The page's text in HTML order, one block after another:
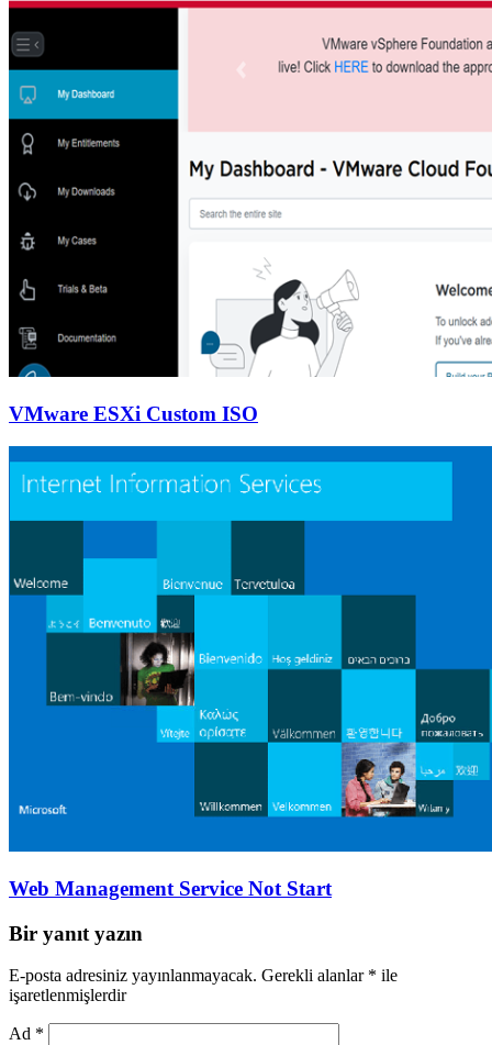
VMware ESXi Custom ISO
Web Management Service Not Start
Bir yanıt yazın
E-posta adresiniz yayınlanmayacak. Gerekli alanlar * ile
işaretlenmişlerdir
Ad *